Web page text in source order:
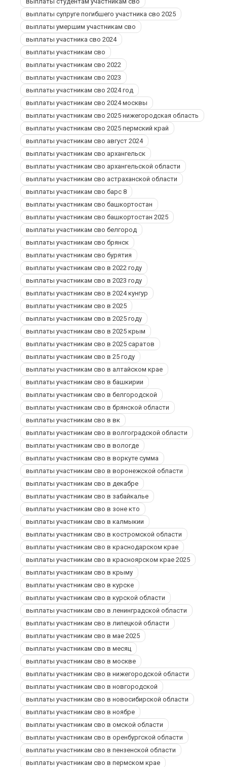
выплаты супруге погибшего участника сво 2025
выплаты умершим участникам сво
выплаты участника сво 2024
выплаты участникам сво
выплаты участникам сво 2022
выплаты участникам сво 2023
выплаты участникам сво 2024 год
выплаты участникам сво 2024 москвы
выплаты участникам сво 2025 нижегородская область
выплаты участникам сво 2025 пермский край
выплаты участникам сво август 2024
выплаты участникам сво архангельск
выплаты участникам сво архангельской области
выплаты участникам сво астраханской области
выплаты участникам сво барс 8
выплаты участникам сво башкортостан
выплаты участникам сво башкортостан 2025
выплаты участникам сво белгород
выплаты участникам сво брянск
выплаты участникам сво бурятия
выплаты участникам сво в 2022 году
выплаты участникам сво в 2023 году
выплаты участникам сво в 2024 кунгур
выплаты участникам сво в 2025
выплаты участникам сво в 2025 году
выплаты участникам сво в 2025 крым
выплаты участникам сво в 2025 саратов
выплаты участникам сво в 25 году
выплаты участникам сво в алтайском крае
выплаты участникам сво в башкирии
выплаты участникам сво в белгородской
выплаты участникам сво в брянской области
выплаты участникам сво в вк
выплаты участникам сво в волгоградской области
выплаты участникам сво в вологде
выплаты участникам сво в воркуте сумма
выплаты участникам сво в воронежской области
выплаты участникам сво в декабре
выплаты участникам сво в забайкалье
выплаты участникам сво в зоне кто
выплаты участникам сво в калмыкии
выплаты участникам сво в костромской области
выплаты участникам сво в краснодарском крае
выплаты участникам сво в красноярском крае 2025
выплаты участникам сво в крыму
выплаты участникам сво в курске
выплаты участникам сво в курской области
выплаты участникам сво в ленинградской области
выплаты участникам сво в липецкой области
выплаты участникам сво в мае 2025
выплаты участникам сво в месяц
выплаты участникам сво в москве
выплаты участникам сво в нижегородской области
выплаты участникам сво в новгородской
выплаты участникам сво в новосибирской области
выплаты участникам сво в ноябре
выплаты участникам сво в омской области
выплаты участникам сво в оренбургской области
выплаты участникам сво в пензенской области
выплаты участникам сво в пермском крае